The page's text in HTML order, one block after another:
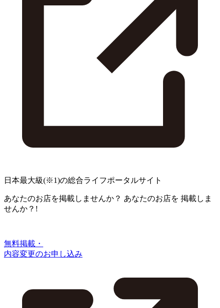
日本最大級(※1)の総合ライフポータルサイト
あなたのお店を掲載しませんか？ あなたのお店を 掲載しま
せんか？!
無料掲載・
内容変更のお申し込み